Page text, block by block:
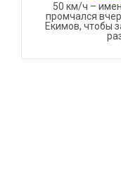
50 км/ч –
промчался
Екимов, чтобы